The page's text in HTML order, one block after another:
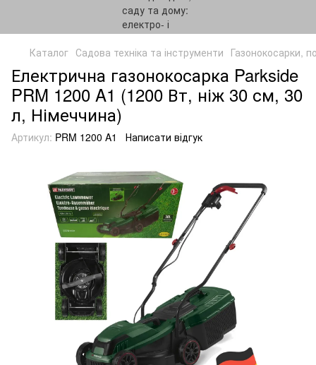
Каталог Садова техніка та інструменти Газонокосарки,
Електрична газонокосарка Parkside
PRM 1200 A1 (1200 Вт, ніж 30 см, 30
л, Німеччина)
Артикул: PRM 1200 A1 Написати відгук